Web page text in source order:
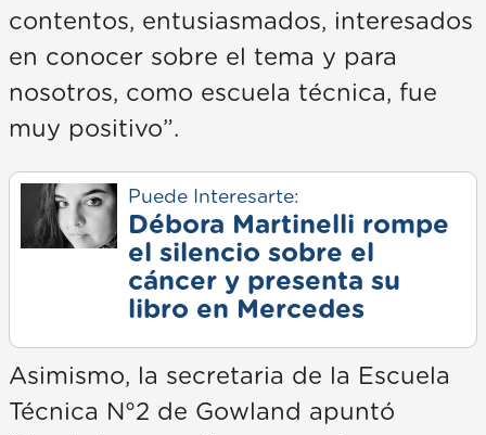
contentos, entusiasmados, interesados
en conocer sobre el tema y para
nosotros, como escuela técnica, fue
muy positivo”.
Puede Interesarte:
Débora Martinelli rompe
el silencio sobre el
cáncer y presenta su
libro en Mercedes
Asimismo, la secretaria de la Escuela
Técnica N°2 de Gowland apuntó